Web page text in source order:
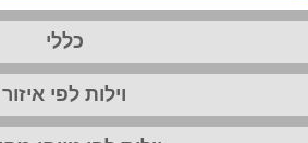
כללי
וילות לפי איזור